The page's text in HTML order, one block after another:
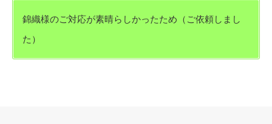
錦織様のご対応が素晴らしかったため（ご依頼しまし
た）